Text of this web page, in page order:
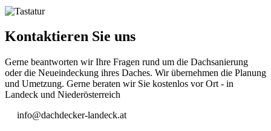
Kontaktieren Sie uns
Gerne beantworten wir Ihre Fragen rund um die Dachsanierung
oder die Neueindeckung ihres Daches. Wir übernehmen die Planung
und Umetzung. Gerne beraten wir Sie kostenlos vor Ort - in
Landeck und Niederösterreich
info@dachdecker-landeck.at